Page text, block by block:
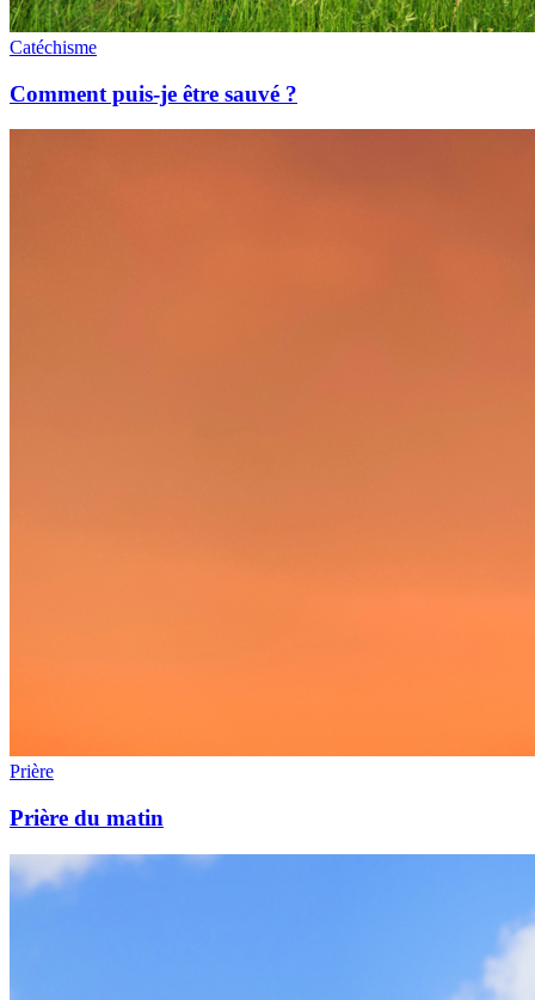
Catéchisme
Comment puis-je être sauvé ?
Prière
Prière du matin